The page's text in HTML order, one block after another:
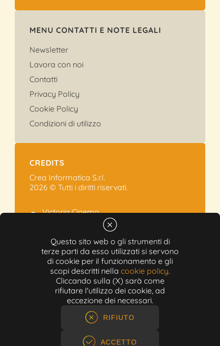
Questo sito web o gli strumenti di
terze parti da esso utilizzati si servono
di cookie per il funzionamento e gli
scopi descritti nella cookie policy.
Cliccando sulla (X) sarà come
rifiutare l'utilizzo dei cookie, ad
eccezione dei necessari.
RIFIUTO
ACCETTO
MENU CONTATTI E NOTE LEGALI
Newsletter
Lavora con noi
Contatti
Privacy Policy
Cookie Policy
Condizioni di utilizzo
CREDITS
Crea Informatica S.r.l.
2026 © Tutti i diritti riservati.
Victoria Cinema
Via Ramelli, 101 - Modena
+39 059.454622
info@victoriacinema.it
Partita IVA: 02603471208
N-REA: 452611
Capitale sociale: 300.000,00€